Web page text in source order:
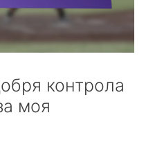
контрола
моя